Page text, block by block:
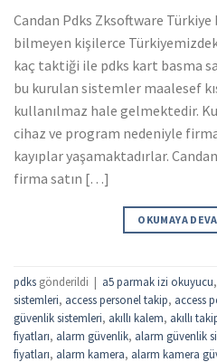
Candan Pdks Zksoftware
bilmeyen kişilerce
kaç taktiği ile pdks kart basma
bu kurulan sistemler maalesef
kullanılmaz hale gelmektedir.
cihaz ve program nedeniyle
kayıplar yaşamaktadırlar.
firma satın […]
OKUMAYA
pdks gönderildi | a5 parmak izi okuyucu,
sistemleri, access personel takip, access
güvenlik sistemleri, akıllı kalem, akıllı
fiyatları, alarm güvenlik, alarm güvenlik
fiyatları, alarm kamera, alarm kamera